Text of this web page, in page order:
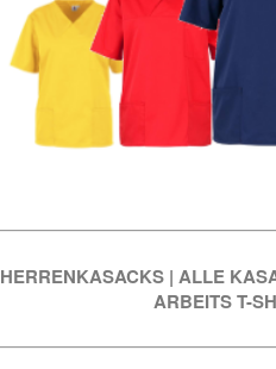
HERRENKASACKS | ALLE
ARBEITS T-